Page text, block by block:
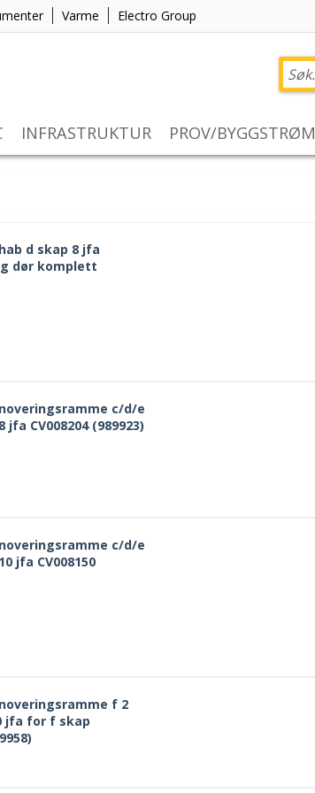
Varme Electro Group
INFRASTRUKTUR PROV/BYGGSTRØM
d skap 8 jfa
dør komplett
c/d/e
jfa CV008204 (989923)
c/d/e
jfa CV008150
f 2
jfa for f skap